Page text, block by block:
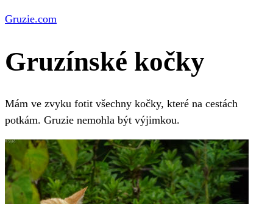
Gruzie.com
Gruzínské kočky
Mám ve zvyku fotit všechny kočky, které na cestách
potkám. Gruzie nemohla být výjimkou.